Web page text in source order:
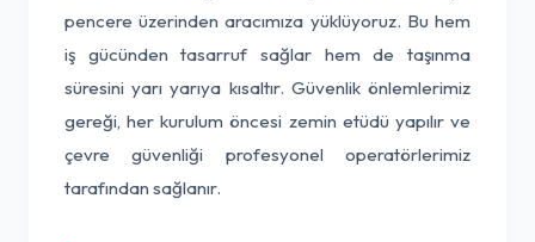
pencere üzerinden aracımıza yüklüyoruz. Bu hem
iş gücünden tasarruf sağlar hem de taşınma
süresini yarı yarıya kısaltır. Güvenlik önlemlerimiz
gereği, her kurulum öncesi zemin etüdü yapılır ve
çevre güvenliği profesyonel operatörlerimiz
tarafından sağlanır.